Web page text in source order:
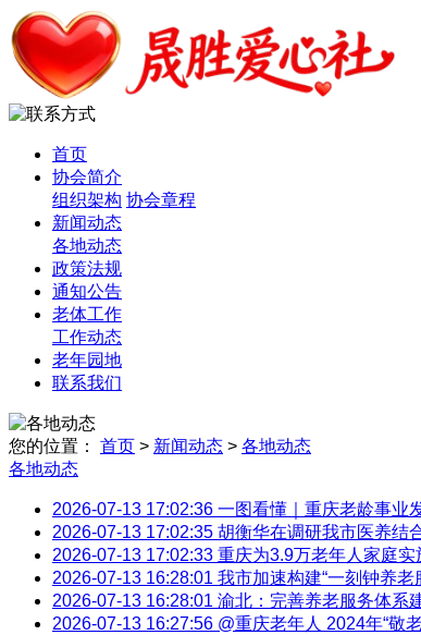
各地动态
首页
协会简介
组织架构 协会章程
新闻动态
各地动态
政策法规
通知公告
老体工作
工作动态
老年园地
联系我们
您的位置： 首页 > 新闻动态 > 各地动态
各地动态
2026-07-13 17:02:36 一图看懂｜重庆老龄事业
2026-07-13 17:02:35 胡衡华在调研我市医养结
2026-07-13 17:02:33 重庆为3.9万老年人家庭
2026-07-13 16:28:01 我市加速构建“一刻钟养老
2026-07-13 16:28:01 渝北：完善养老服务体系
2026-07-13 16:27:56 @重庆老年人 2024年“敬